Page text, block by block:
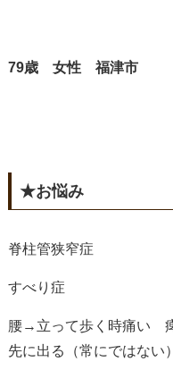
79歳 女性 福津市
★お悩み
脊柱管狭窄症
すべり症
腰→立って歩く時痛い
先に出る（常にではない）